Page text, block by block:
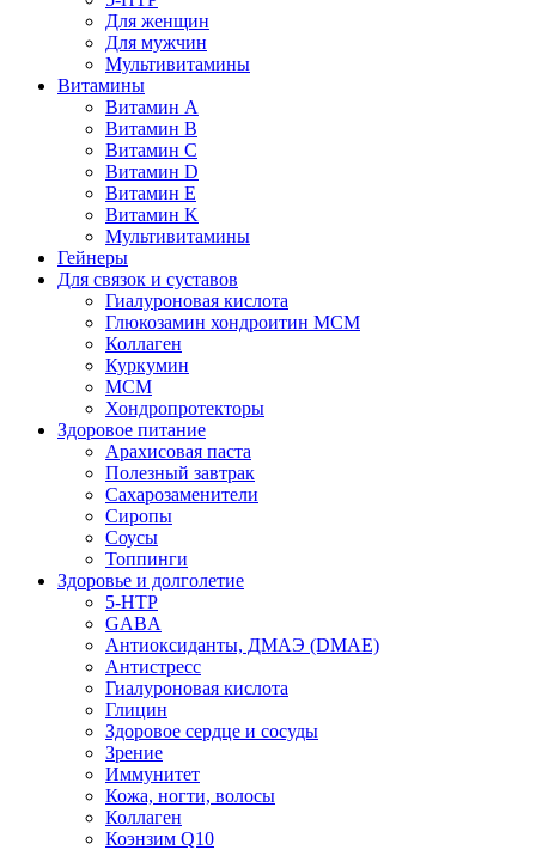
Для женщин
Для мужчин
Мультивитамины
Витамины
Витамин A
Витамин B
Витамин C
Витамин D
Витамин E
Витамин K
Мультивитамины
Гейнеры
Для связок и суставов
Гиалуроновая кислота
Глюкозамин хондроитин МСМ
Коллаген
Куркумин
МСМ
Хондропротекторы
Здоровое питание
Арахисовая паста
Полезный завтрак
Сахарозаменители
Сиропы
Соусы
Топпинги
Здоровье и долголетие
5-HTP
GABA
Антиоксиданты, ДМАЭ (DMAE)
Антистресс
Гиалуроновая кислота
Глицин
Здоровое сердце и сосуды
Зрение
Иммунитет
Кожа, ногти, волосы
Коллаген
Коэнзим Q10